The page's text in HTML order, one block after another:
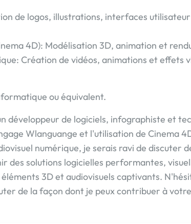
de logos, illustrations, interfaces
4D): Modélisation 3D, animation et
Création de vidéos, animations et effets
ou équivalent.
développeur de logiciels, infographiste et
Wlanguange et l'utilisation de Cinema
numérique, je serais ravi de discuter
des solutions logicielles performantes,
3D et audiovisuels captivants.
de la façon dont je peux contribuer à